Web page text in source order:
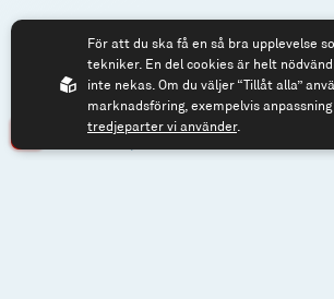
För att du ska få en så bra upplevelse
tekniker. En del cookies är helt
inte nekas. Om du väljer “Tillåt alla”
marknadsföring, exempelvis anpassning
tredjeparter vi använder.